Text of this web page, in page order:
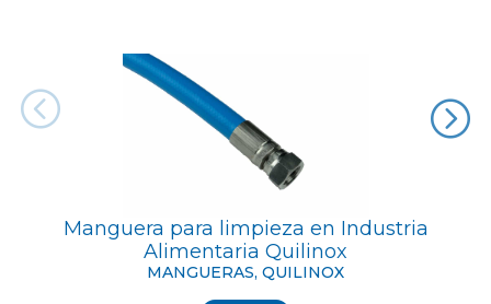
Manguera para limpieza en Industria
Alimentaria Quilinox
MANGUERAS, QUILINOX